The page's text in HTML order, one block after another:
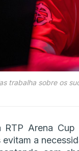
trabalha sobre os
RTP Arena
evitam a